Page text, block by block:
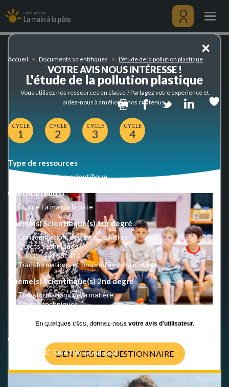
de
pollution
au
contenu
principal
Menu
Accueil Documents scientifiques L'étude de la pollution plastique
L'étude de la pollution plastique
PrintFacebook
Twitter
CYCLE
1
CYCLE
2
CYCLE
3
CYCLE
4
Type de ressources
Documentation scientifique
Contributeur(s)
Équipe La main à la pâte
Thème(s) Scientifique(s) 1er degré
Consommation, déchets, pollution
Objets techniques
Sciences et société
Transformations et propriétés de la matière
Thème(s) Scientifique(s) 2nd degré
Transformations de la matière
Objets techniques
Consommation, déchets, pollution
Crédits
CC BY-NC-SA 4.0 International
×
VOTRE AVIS NOUS INTÉRESSE !
Vous utilisez nos ressources en classe ? Partagez votre expérience et
aidez-nous à améliorer nos contenus.
En quelques clics, donnez-nous votre avis d'utilisateur.
LIEN VERS LE QUESTIONNAIRE